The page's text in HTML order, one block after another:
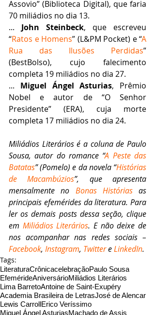
Assovio” (Biblioteca Digital), que faria
70 miliádios no dia 13.
... John Steinbeck, que escreveu
“Ratos e Homens” (L&PM Pocket) e “A
Rua das Ilusões Perdidas”
(BestBolso), cujo falecimento
completa 19 miliádios no dia 27.
... Miguel Ángel Asturias, Prêmio
Nobel e autor de “O Senhor
Presidente” (ERA), cuja morte
completa 17 miliádios no dia 24.
Miliádios Literários é a coluna de Paulo
Sousa, autor do romance “A Peste das
Batatas” (Pomelo) e da novela “Histórias
de Macambúzios”, que apresenta
mensalmente no Bonas Histórias as
principais efemérides da literatura. Para
ler os demais posts dessa seção, clique
em Miliádios Literários. E não deixe de
Facebook, Instagram, Twitter e LinkedIn.
Tags:
LiteraturaCrônicacelebraçãoPaulo Sousa
EfemérideAniversárioMiliádios Literários
Lima BarretoAntoine de Saint-Exupéry
Academia Brasileira de LetrasJosé de Alencar
Lewis CarrollErico Veríssimo
Miguel Ángel AsturiasMachado de Assis